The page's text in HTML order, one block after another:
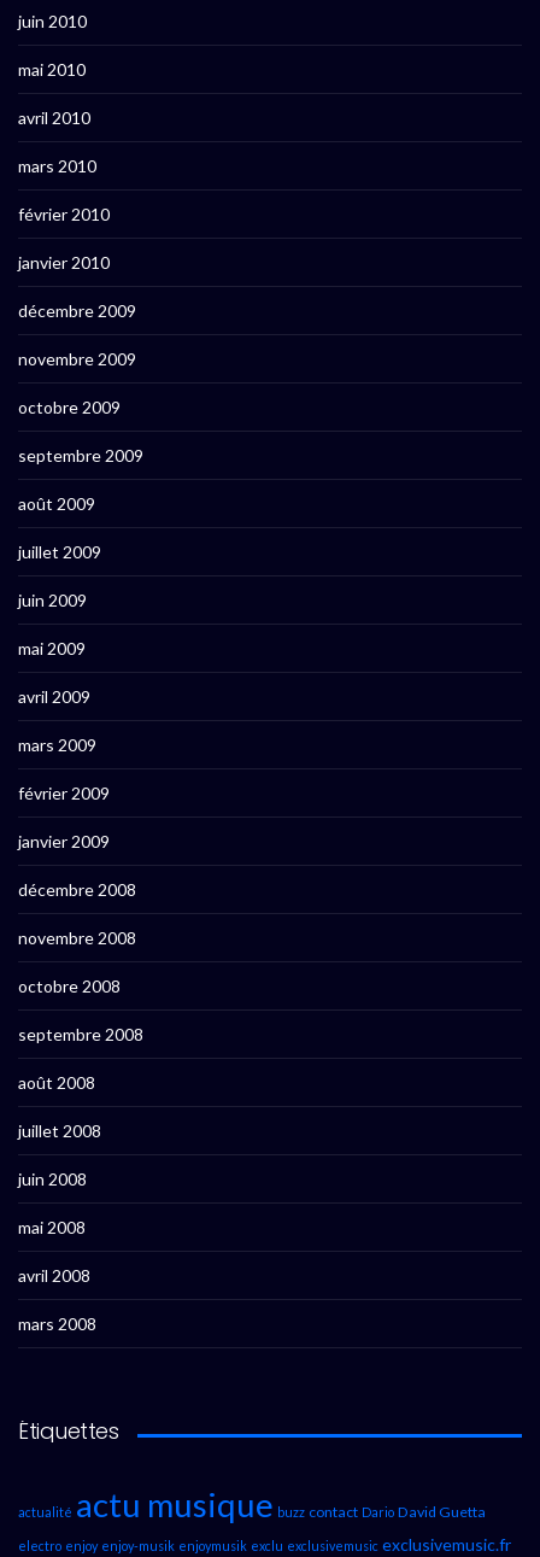
juin 2010
mai 2010
avril 2010
mars 2010
février 2010
janvier 2010
décembre 2009
novembre 2009
octobre 2009
septembre 2009
août 2009
juillet 2009
juin 2009
mai 2009
avril 2009
mars 2009
février 2009
janvier 2009
décembre 2008
novembre 2008
octobre 2008
septembre 2008
août 2008
juillet 2008
juin 2008
mai 2008
avril 2008
mars 2008
Étiquettes
actualité actu musique buzz contact Dario David Guetta
electro enjoy enjoy-musik enjoymusik exclu exclusivemusic exclusivemusic.fr